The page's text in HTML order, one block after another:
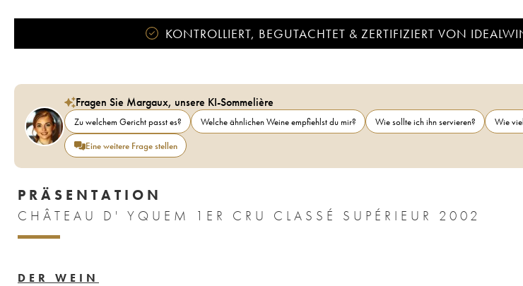
KONTROLLIERT, BEGUTACHTET & ZERTIFIZIERT VON
Fragen Sie Margaux, unsere KI-Sommelière
Zu welchem Gericht passt es? Welche ähnlichen Weine empfiehlst du mir? Wie sollte ich ihn servieren?
Wie
Eine weitere Frage stellen
PRÄSENTATION
CHÂTEAU D' YQUEM 1ER CRU CLASSÉ SUPÉRIEUR 2002
DER WEIN